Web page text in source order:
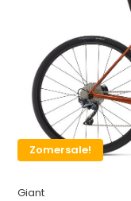
Zomersale!
Giant